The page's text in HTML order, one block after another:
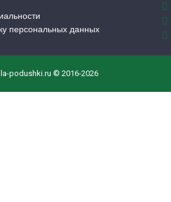
персональных данных
podushki.ru © 2016-2026